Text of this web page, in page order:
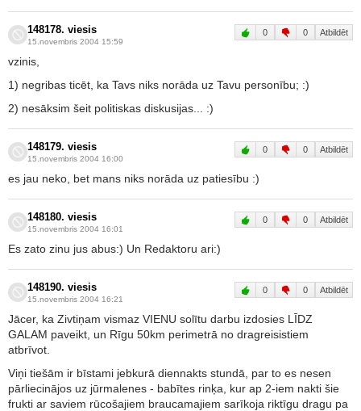
148178. viesis
15.novembris 2004 15:59
0 0 Atbildēt
vzinis,
1) negribas ticēt, ka Tavs niks norāda uz Tavu personību; :)
2) nesāksim šeit politiskas diskusijas... :)
148179. viesis
15.novembris 2004 16:00
0 0 Atbildēt
es jau neko, bet mans niks norāda uz patiesību :)
148180. viesis
15.novembris 2004 16:01
0 0 Atbildēt
Es zato zinu jus abus:) Un Redaktoru ari:)
148190. viesis
15.novembris 2004 16:21
0 0 Atbildēt
Jācer, ka Zivtiņam vismaz VIENU solītu darbu izdosies LĪDZ
GALAM paveikt, un Rīgu 50km perimetrā no dragreisistiem
atbrīvot.
Viņi tiešām ir bīstami jebkurā diennakts stundā, par to es nesen
pārliecinājos uz jūrmalenes - babītes rinķa, kur ap 2-iem nakti šie
frukti ar saviem rūcošajiem braucamajiem sarīkoja riktīgu dragu pa